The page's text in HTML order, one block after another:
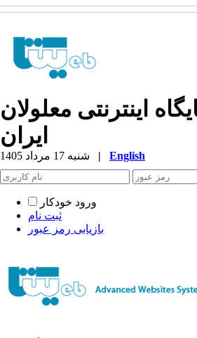
اینترنتی معلولان
ایران
| English
ورود خودکار
ثبت نام
بازیابی رمز عبور